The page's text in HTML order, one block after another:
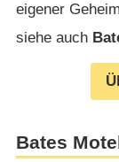
eigener
siehe auch
Bates